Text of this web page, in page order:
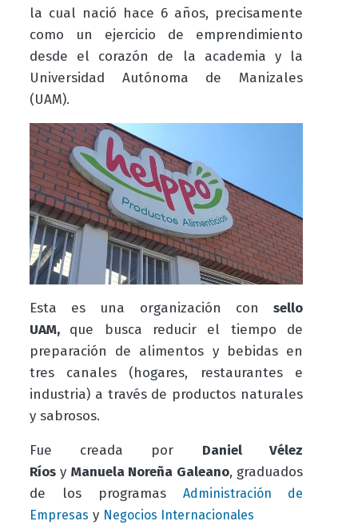
la cual nació hace 6 años, precisamente
como un ejercicio de emprendimiento
desde el corazón de la academia y la
Universidad Autónoma de Manizales
(UAM).
Esta es una organización consello
UAM, que busca reducir el tiempo de
preparación de alimentos y bebidas en
tres canales (hogares, restaurantes e
industria) a través de productos naturales
y sabrosos.
Fue creada por Daniel Vélez
Ríosy Manuela Noreña Galeano, graduados
de los programasAdministración de
Empresas y Negocios Internacionales